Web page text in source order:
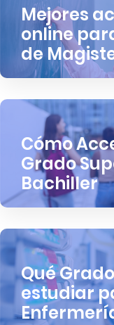
Mejores
online
de
Cómo
Grado
Bachiller
Qué
estudiar